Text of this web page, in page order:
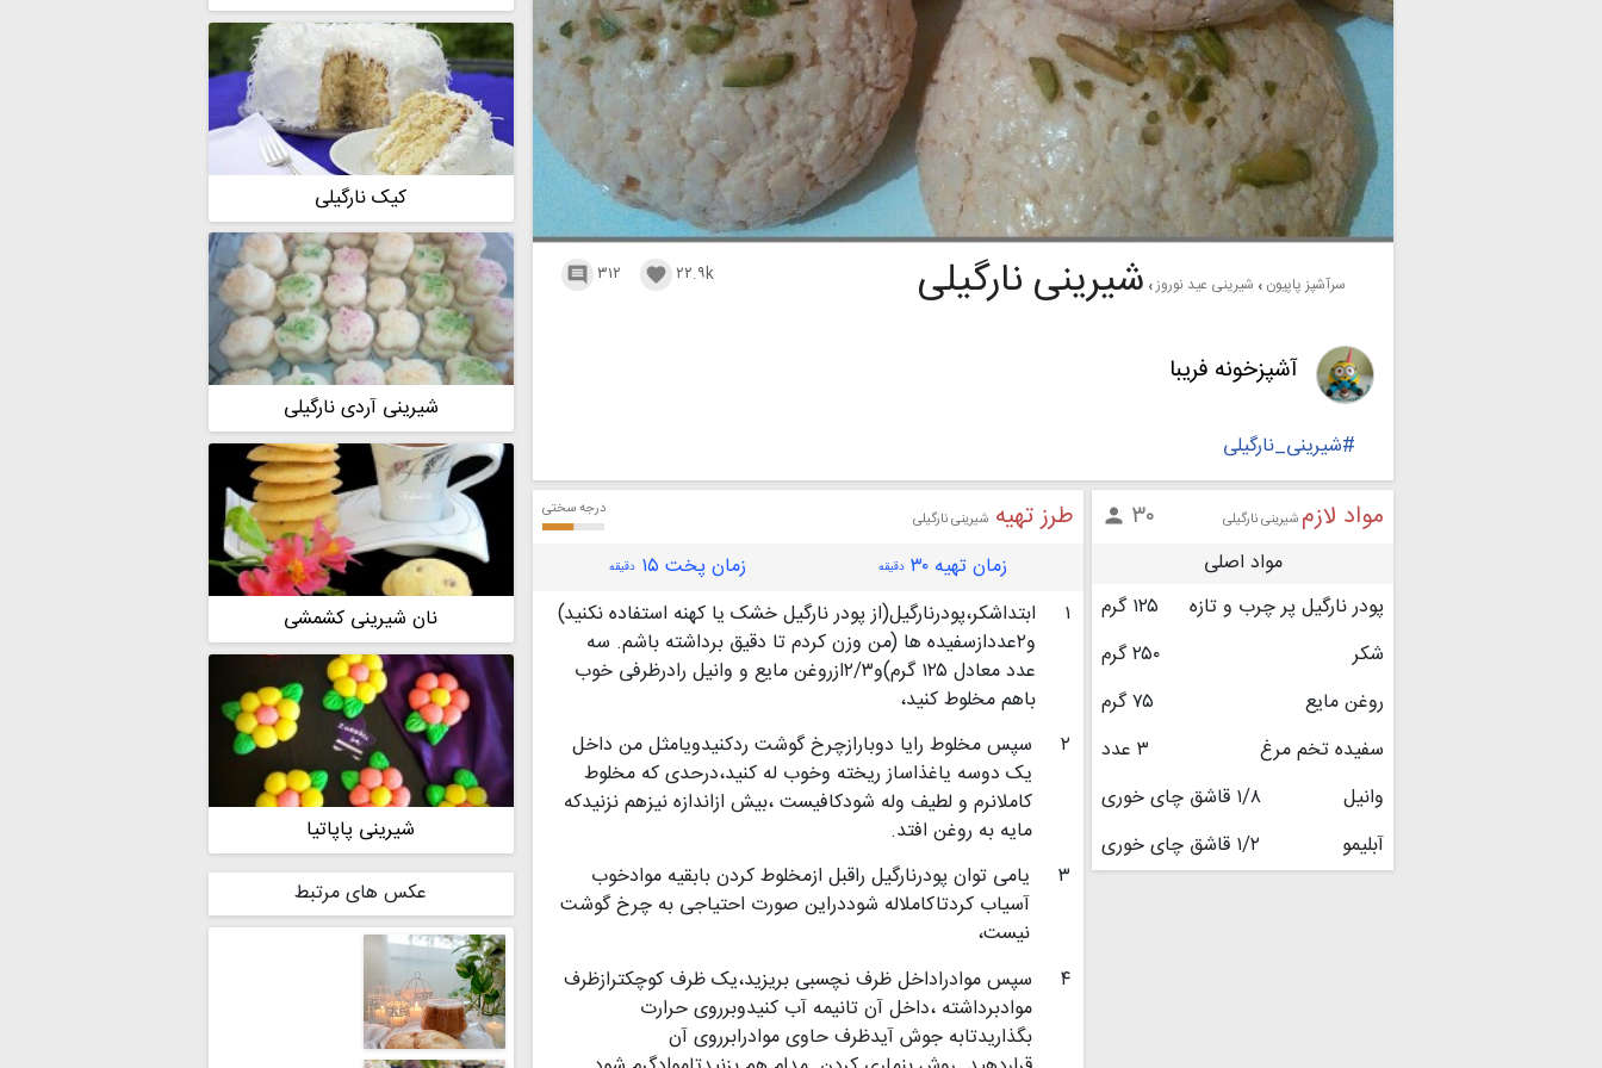
سرآشپز پاپیون شیرینی عید نوروز شیرینی نارگیلی ۳۱۲  ۲۲.۹k 
آشپزخونه فریبا
#شیرینی_نارگیلی
مواد لازم شیرینی نارگیلی ۳۰ 
مواد اصلی
پودر نارگیل پر چرب و تازه
۱۲۵ گرم
شکر
۲۵۰ گرم
روغن مایع
۷۵ گرم
سفیده تخم مرغ
۳ عدد
وانیل
۱/۸ قاشق چای خوری
آبلیمو
۱/۲ قاشق چای خوری
طرز تهیه شیرینی نارگیلی درجه سختی
زمان تهیه ۳۰ دقیقه زمان پخت ۱۵ دقیقه
۱
ابتداشکر،پودرنارگیل(از پودر نارگیل خشک یا کهنه استفاده نکنید)
و۲عددازسفیده ها (من وزن کردم تا دقیق برداشته باشم. سه
عدد معادل ۱۲۵ گرم)و۲/۳ازروغن مایع و وانیل رادرظرفی خوب
باهم مخلوط کنید،
۲
سپس مخلوط رایا دوبارازچرخ گوشت ردکنیدویامثل من داخل
یک دوسه یاغذاساز ریخته وخوب له کنید،درحدی که مخلوط
کاملانرم و لطیف وله شودکافیست ،بیش ازاندازه نیزهم نزنیدکه
مایه به روغن افتد.
۳
یامی توان پودرنارگیل راقبل ازمخلوط کردن بابقیه موادخوب
آسیاب کردتاکاملاله شوددراین صورت احتیاجی به چرخ گوشت
نیست،
۴
سپس موادراداخل ظرف نچسبی بریزید،یک ظرف کوچکترازظرف
موادبرداشته ،داخل آن تانیمه آب کنیدوبرروی حرارت
بگذاریدتابه جوش آیدظرف حاوی موادرابرروی آن
کیک نارگیلی
شیرینی آردی نارگیلی
نان شیرینی کشمشی
شیرینی پاپاتیا
عکس های مرتبط